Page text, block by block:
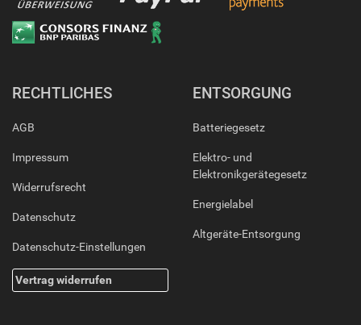
RECHTLICHES
AGB
Impressum
Widerrufsrecht
Datenschutz
Datenschutz-Einstellungen
Vertrag widerrufen
ENTSORGUNG
Batteriegesetz
Elektro- und
Elektronikgerätegesetz
Energielabel
Altgeräte-Entsorgung